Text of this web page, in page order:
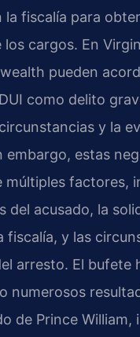
la fiscalía para
los cargos. En
pueden
como delito
y la
embargo, estas
múltiples factores,
del acusado, la
fiscalía, y las
arresto. El bufete
numerosos
de Prince William,